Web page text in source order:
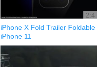
2:4
iPhone X Fold Trailer Foldable
iPhone 11